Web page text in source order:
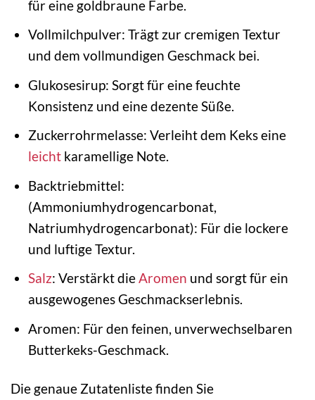
für eine goldbraune Farbe.
Vollmilchpulver: Trägt zur cremigen Textur
und dem vollmundigen Geschmack bei.
Glukosesirup: Sorgt für eine feuchte
Konsistenz und eine dezente Süße.
Zuckerrohrmelasse: Verleiht dem Keks eine
leichtkaramellige Note.
Backtriebmittel:
(Ammoniumhydrogencarbonat,
Natriumhydrogencarbonat): Für die lockere
und luftige Textur.
Salz: Verstärkt dieAromen und sorgt für ein
ausgewogenes Geschmackserlebnis.
Aromen: Für den feinen, unverwechselbaren
Butterkeks-Geschmack.
Die genaue Zutatenliste finden Sie